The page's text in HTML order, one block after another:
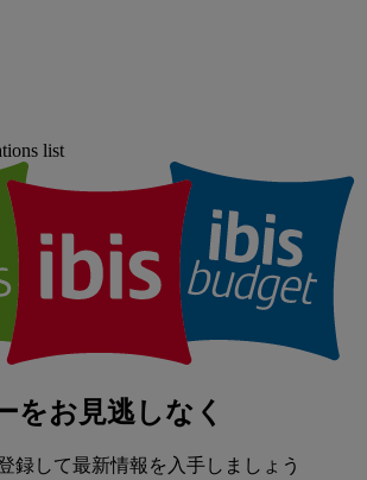
list
をお見逃しなく
録して最新情報を入手しましょう